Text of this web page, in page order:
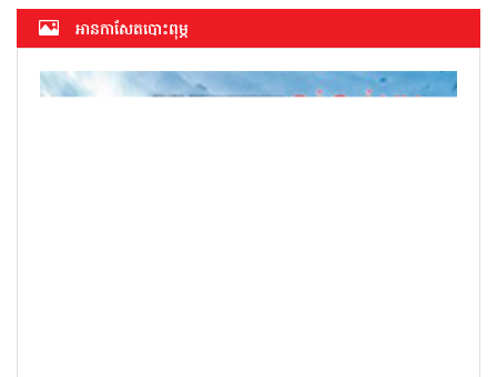
អាន​កាសែត​បោះពុម្ភ